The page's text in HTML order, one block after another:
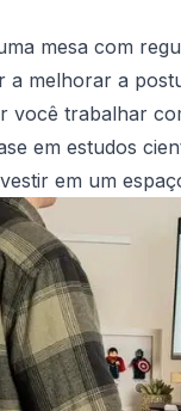
mesa com
a melhorar a
você trabalhar
em estudos
em um